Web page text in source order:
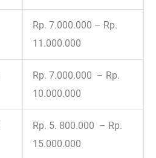
Rp. 7.000.000 – Rp.
11.000.000
Rp. 7.000.000 – Rp.
10.000.000
Rp. 5. 800.000 – Rp.
15.000.000